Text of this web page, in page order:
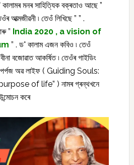
মনৰ সাহিত্যিক বক্ৰতাও আছে ”
আত্মজীৱনী ৷ তেওঁ লিখিছে ” ” .
” India 2020 , a vision of
” . ড° কালাম এজন কবিও ৷ তেওঁ
বজোৱাত আকৰ্ষিত ৷ তেওঁৰ গাইডিং
অৱ লাইফ ( Guiding Souls:
of life” ) নামৰ গ্ৰন্থখনে
কৰে